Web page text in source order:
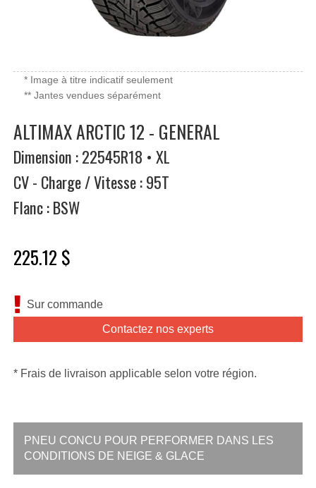
* Image à titre indicatif seulement
** Jantes vendues séparément
ALTIMAX ARCTIC 12 - GENERAL
Dimension : 22545R18 • XL
CV - Charge / Vitesse : 95T
Flanc : BSW
225.12 $
Sur commande
Contactez nos experts
* Frais de livraison applicable selon votre région.
PNEU CONCU POUR PERFORMER DANS LES
CONDITIONS DE NEIGE & GLACE